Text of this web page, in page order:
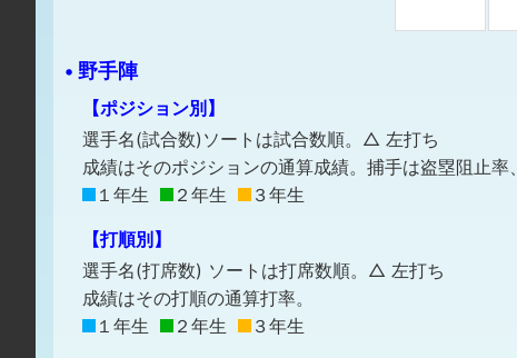
• 野手陣
【ポジション別】
選手名(試合数)ソートは試合数順。△ 左打ち
成績はそのポジションの通算成績。捕手は盗塁阻止
１年生
２年生
３年生
【打順別】
選手名(打席数) ソートは打席数順。△ 左打ち
成績はその打順の通算打率。
１年生
２年生
３年生